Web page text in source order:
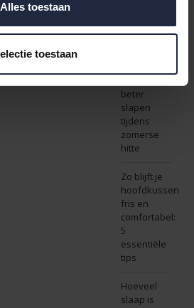
Alles toestaan
toestaan
en
comfortabele
beter
slapen
tijdens
zomerse
hitte
Zo blijft je
hoofdkussen
fris en
comfortabel:
5
essentiële
tips
Hoeveel
slaap is